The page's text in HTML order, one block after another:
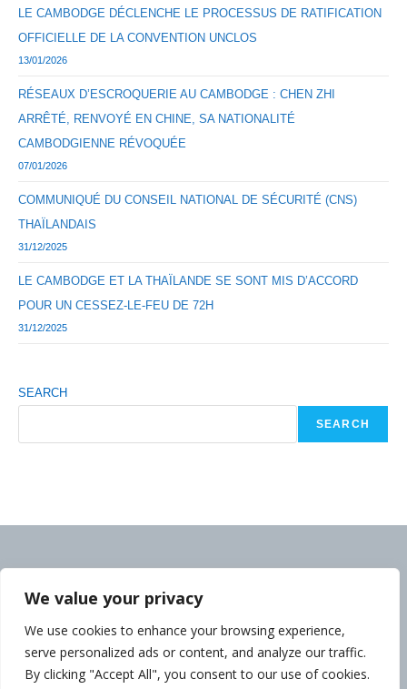
We value your privacy
We use cookies to enhance your browsing experience,
serve personalized ads or content, and analyze our traffic.
By clicking "Accept All", you consent to our use of cookies.
LE CAMBODGE DÉCLENCHE LE PROCESSUS DE RATIFICATION
OFFICIELLE DE LA CONVENTION UNCLOS
13/01/2026
RÉSEAUX D’ESCROQUERIE AU CAMBODGE : CHEN ZHI
ARRÊTÉ, RENVOYÉ EN CHINE, SA NATIONALITÉ
CAMBODGIENNE RÉVOQUÉE
07/01/2026
COMMUNIQUÉ DU CONSEIL NATIONAL DE SÉCURITÉ (CNS)
THAÏLANDAIS
31/12/2025
LE CAMBODGE ET LA THAÏLANDE SE SONT MIS D’ACCORD
POUR UN CESSEZ-LE-FEU DE 72H
31/12/2025
SEARCH
SEARCH